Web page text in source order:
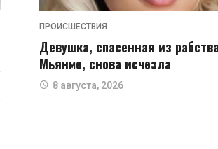
ПРОИСШЕСТВИЯ
Девушка, спасенная из
Мьянме, снова исчезла
8 августа, 2026